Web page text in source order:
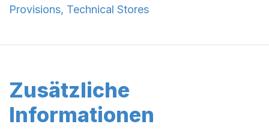
Provisions, Technical Stores
Zusätzliche
Informationen